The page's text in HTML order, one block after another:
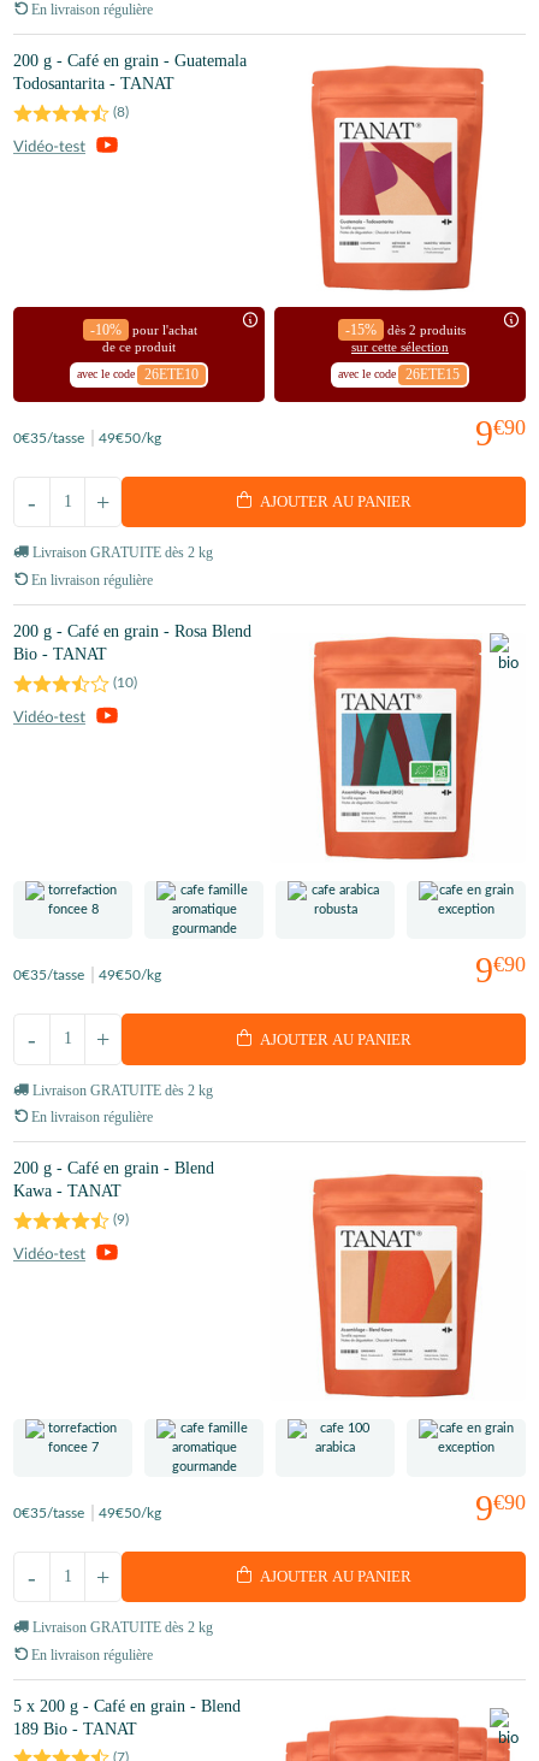
En livraison régulière
200 g - Café en grain - Guatemala
Todosantarita - TANAT
(8)
-10%
pour l'achat
de ce produit
avec le code 26ETE10
-15%
dès 2 produits
sur cette sélection
avec le code 26ETE15
9€90
0€35/tasse 49€50/kg
+
- AJOUTER AU PANIER
Livraison GRATUITE dès 2 kg
En livraison régulière
200 g - Café en grain - Rosa Blend
Bio - TANAT
(10)
9€90
0€35/tasse 49€50/kg
+
- AJOUTER AU PANIER
Livraison GRATUITE dès 2 kg
En livraison régulière
200 g - Café en grain - Blend
Kawa - TANAT
(9)
9€90
0€35/tasse 49€50/kg
+
- AJOUTER AU PANIER
Livraison GRATUITE dès 2 kg
En livraison régulière
5 x 200 g - Café en grain - Blend
189 Bio - TANAT
(7)